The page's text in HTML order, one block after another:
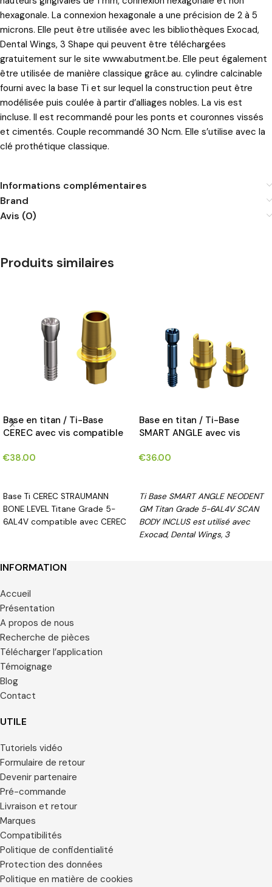
hexagonale. La connexion hexagonale a une précision de 2 à 5
microns. Elle peut être utilisée avec les bibliothèques Exocad,
Dental Wings, 3 Shape qui peuvent être téléchargées
gratuitement sur le site www.abutment.be. Elle peut également
être utilisée de manière classique grâce au. cylindre calcinable
fourni avec la base Ti et sur lequel la construction peut être
modélisée puis coulée à partir d’alliages nobles. La vis est
incluse. Il est recommandé pour les ponts et couronnes vissés
et cimentés. Couple recommandé 30 Ncm. Elle s’utilise avec la
clé prothétique classique.
Informations complémentaires
Brand
Avis (0)
Produits similaires
Base en titan / Ti-Base
CEREC avec vis compatible
LEVEL® implants*
€38.00
Base Ti CEREC STRAUMANN
BONE LEVEL Titane Grade 5-
6AL4V compatible avec CEREC
Base en titan / Ti-Base
SMART ANGLE avec vis
GM®(HELIX GM,DRIVE
€36.00
Ti Base SMART ANGLE NEODENT
GM Titan Grade 5-6AL4V SCAN
BODY INCLUS est utilisé avec
Exocad, Dental Wings, 3
INFORMATION
Accueil
Présentation
A propos de nous
Recherche de pièces
Télécharger l’application
Témoignage
Blog
Contact
UTILE
Tutoriels vidéo
Formulaire de retour
Devenir partenaire
Pré-commande
Livraison et retour
Marques
Compatibilités
Politique de confidentialité
Protection des données
Politique en matière de cookies